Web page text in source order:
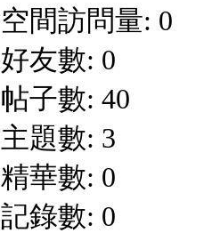
空間訪問量: 0
好友數: 0
帖子數: 40
主題數: 3
精華數: 0
記錄數: 0